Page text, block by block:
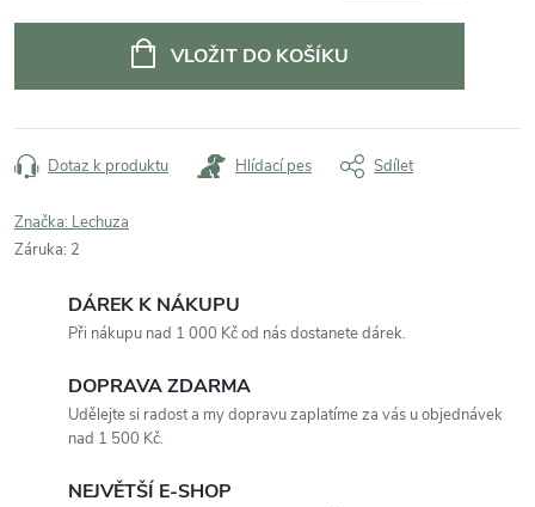
VLOŽIT DO KOŠÍKU
Dotaz k produktu Hlídací pes Sdílet
Značka: Lechuza
Záruka: 2
DÁREK K NÁKUPU
Při nákupu nad 1 000 Kč od nás dostanete dárek.
DOPRAVA ZDARMA
Udělejte si radost a my dopravu zaplatíme za vás u objednávek
nad 1 500 Kč.
NEJVĚTŠÍ E-SHOP